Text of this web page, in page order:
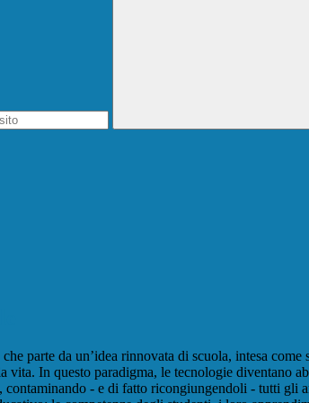
parte da un’idea rinnovata di scuola, intesa
vita. In questo paradigma, le tecnologie
contaminando - e di fatto ricongiungendoli - tutti